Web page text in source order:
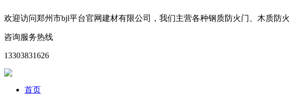
欢迎访问郑州市bjl平台官网建材有限公司，我们主营各种钢质防火门、木质
咨询服务热线
13303831626
首页